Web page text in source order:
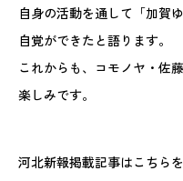
自身の活動を通して「加賀
自覚ができたと語ります。
これからも、コモノヤ・佐
楽しみです。
河北新報掲載記事はこちら